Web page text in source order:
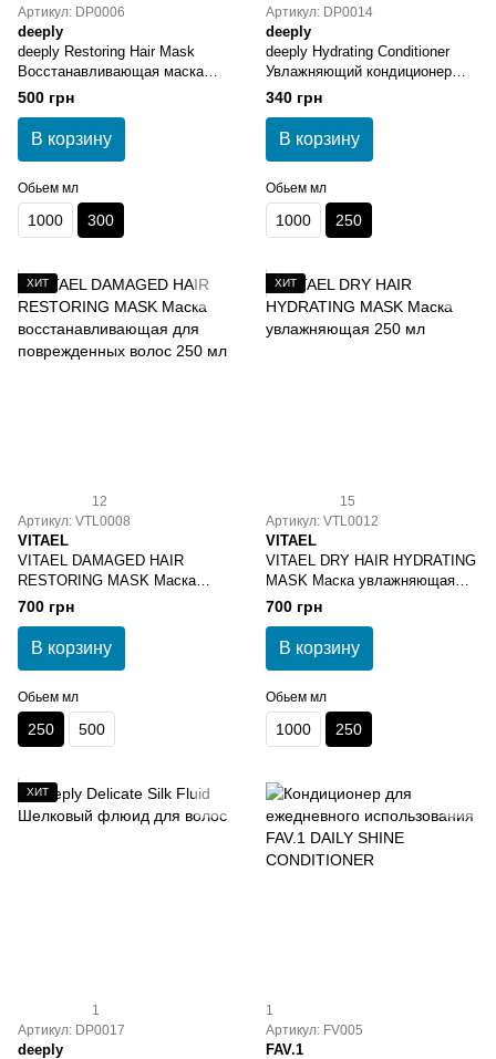
Артикул: DP0006
deeply
deeply Restoring Hair Mask
Восстанавливающая маска
для волос 300 мл
500 грн
В корзину
Обьем мл
1000 300
Артикул: DP0014
deeply
deeply Hydrating Conditioner
Увлажняющий кондиционер
250 мл
340 грн
В корзину
Обьем мл
1000 250
ХИТ
12
Артикул: VTL0008
VITAEL
VITAEL DAMAGED HAIR
RESTORING MASK Маска
восстанавливающая для
поврежденных волос 250 мл
700 грн
В корзину
Обьем мл
250 500
ХИТ
15
Артикул: VTL0012
VITAEL
VITAEL DRY HAIR HYDRATING
MASK Маска увлажняющая
250 мл
700 грн
В корзину
Обьем мл
1000 250
ХИТ
1
Артикул: DP0017
deeply
1
Артикул: FV005
FAV.1